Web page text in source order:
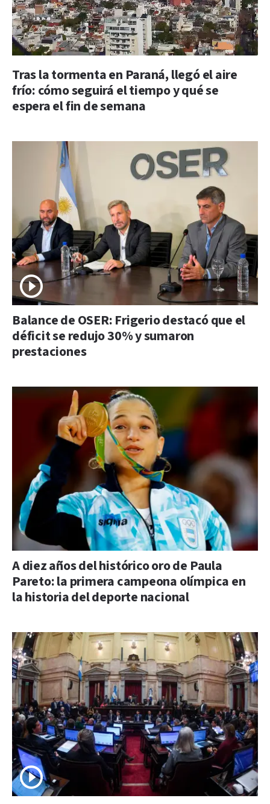
Tras la tormenta en Paraná, llegó el aire
frío: cómo seguirá el tiempo y qué se
espera el fin de semana
Balance de OSER: Frigerio destacó que el
déficit se redujo 30% y sumaron
prestaciones
A diez años del histórico oro de Paula
Pareto: la primera campeona olímpica en
la historia del deporte nacional